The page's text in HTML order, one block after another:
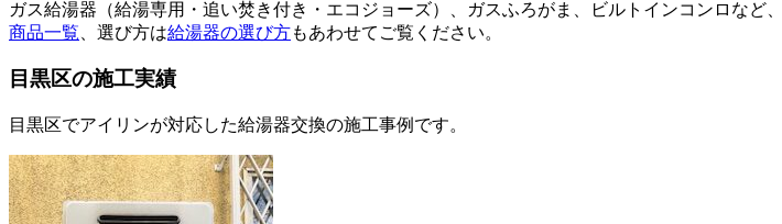
ガス給湯器（給湯専用・追い焚き付き・エコジョーズ）、ガスふろがま、ビルトインコンロなど、
商品一覧 、選び方は給湯器の選び方もあわせてご覧ください。
目黒区の施工実績
目黒区でアイリンが対応した給湯器交換の施工事例です。